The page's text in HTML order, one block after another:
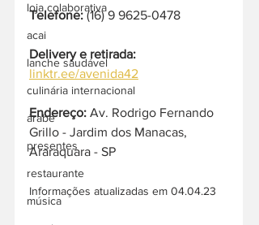
loja colaborativa
acai
lanche saudável
culinária internacional
árabe
presentes
restaurante
música
Telefone: (16) 9 9625-0478
Delivery e retirada:
linktr.ee/avenida42
Endereço: Av. Rodrigo Fernando
Grillo - Jardim dos Manacas,
Araraquara - SP
Informações atualizadas em 04.04.23